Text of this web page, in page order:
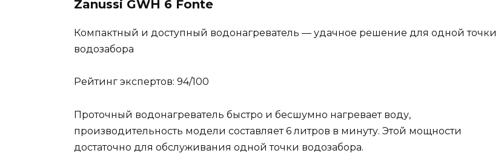
Zanussi GWH 6 Fonte
Компактный и доступный водонагреватель — удачное решение для одной точки
водозабора
Рейтинг экспертов: 94/100
Проточный водонагреватель быстро и бесшумно нагревает воду,
производительность модели составляет 6 литров в минуту. Этой мощности
достаточно для обслуживания одной точки водозабора.